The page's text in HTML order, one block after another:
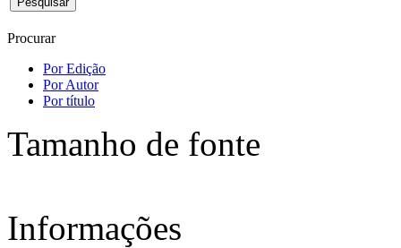
Procurar
Por Edição
Por Autor
Por título
Tamanho de fonte
Informações